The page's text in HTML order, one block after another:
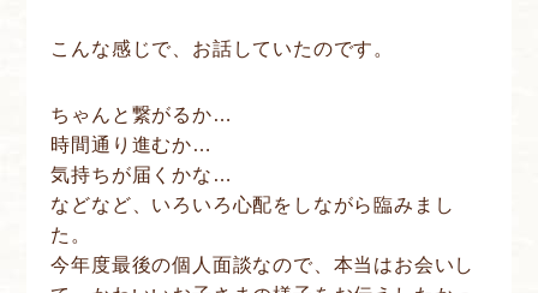
こんな感じで、お話していたのです。
ちゃんと繋がるか…
時間通り進むか…
気持ちが届くかな…
などなど、いろいろ心配をしながら臨みまし
た。
今年度最後の個人面談なので、本当はお会いし